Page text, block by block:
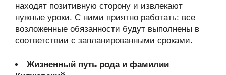
находят позитивную сторону и извлекают
нужные уроки. С ними приятно работать: все
возложенные обязанности будут выполнены в
соответствии с запланированными сроками.
Жизненный путь рода и фамилии